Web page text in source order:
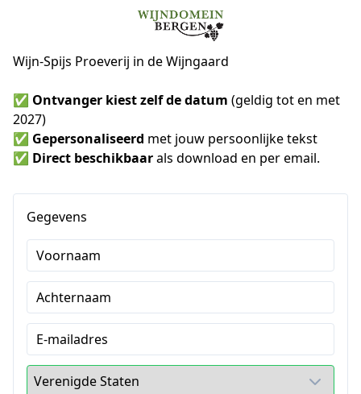
Wijn-Spijs Proeverij in de Wijngaard
✅ Ontvanger kiest zelf de datum (geldig tot en met
2027)
✅ Gepersonaliseerd met jouw persoonlijke tekst
✅ Direct beschikbaar als download en per email.
Gegevens
Voornaam
Achternaam
E-mailadres